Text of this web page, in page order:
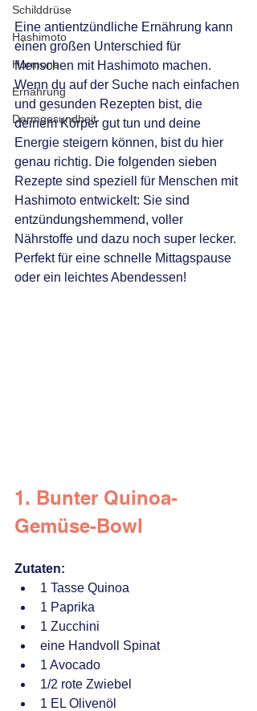
Schilddrüse
Hashimoto
Hormone
Ernährung
Darmgesundheit
Eine antientzündliche Ernährung kann
einen großen Unterschied für
Menschen mit Hashimoto machen.
Wenn du auf der Suche nach einfachen
und gesunden Rezepten bist, die
deinem Körper gut tun und deine
Energie steigern können, bist du hier
genau richtig. Die folgenden sieben
Rezepte sind speziell für Menschen mit
Hashimoto entwickelt: Sie sind
entzündungshemmend, voller
Nährstoffe und dazu noch super lecker.
Perfekt für eine schnelle Mittagspause
oder ein leichtes Abendessen!
1. Bunter Quinoa-
Gemüse-Bowl
Zutaten:
1 Tasse Quinoa
1 Paprika
1 Zucchini
eine Handvoll Spinat
1 Avocado
1/2 rote Zwiebel
1 EL Olivenöl